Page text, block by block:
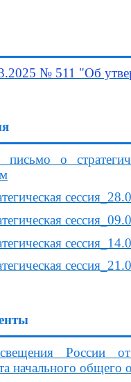
№ 511 "Об
письмо о
России
начального общего